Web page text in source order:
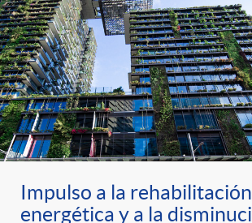
Impulso a la rehabilitación
energética y a la